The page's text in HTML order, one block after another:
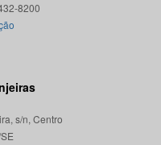
s/n, Centro